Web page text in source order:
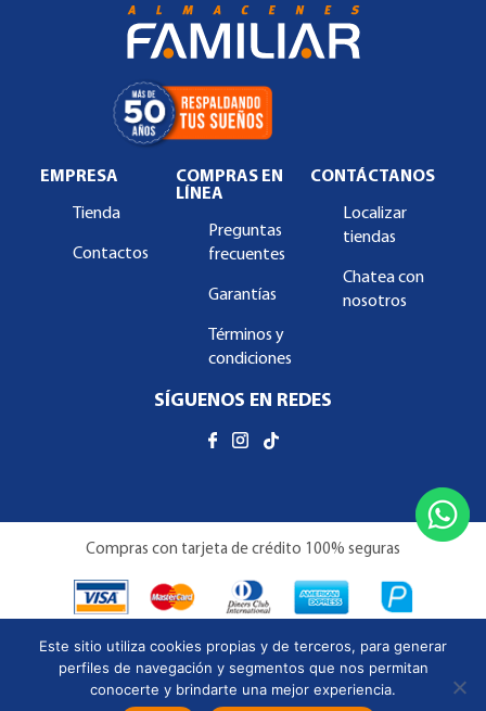
EMPRESA
Tienda
Contactos
COMPRAS EN
LÍNEA
Preguntas
frecuentes
Garantías
Términos y
condiciones
CONTÁCTANOS
Localizar
tiendas
Chatea con
nosotros
SÍGUENOS EN REDES
Compras con tarjeta de crédito 100% seguras
Copyright © Almacenes Familiar 2026 | Todos los derechos
Este sitio utiliza cookies propias y de terceros, para generar
perfiles de navegación y segmentos que nos permitan
conocerte y brindarte una mejor experiencia.